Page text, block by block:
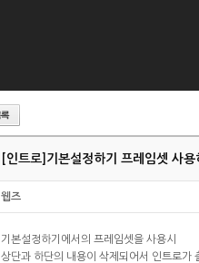
[인트로] 기본설정하기 프레임셋 사용
웹즈
기본설정하기에서의 프레임셋을 사용시
상단과 하단의 내용이 삭제되어서 인트로가